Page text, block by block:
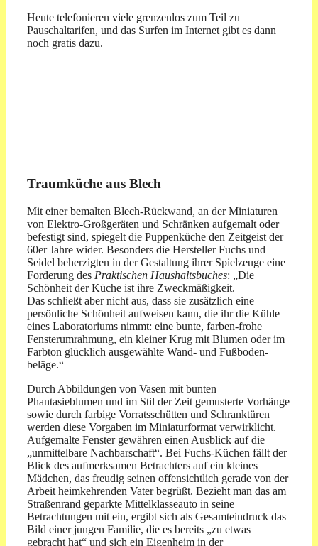
Heute telefonieren viele grenzenlos zum Teil zu
Pauschaltarifen, und das Surfen im Internet gibt es dann
noch gratis dazu.
Traumküche aus Blech
Mit einer bemalten Blech-Rückwand, an der Miniaturen
von Elektro-Großgeräten und Schränken aufgemalt oder
befestigt sind, spiegelt die Puppenküche den Zeitgeist der
60er Jahre wider. Besonders die Hersteller Fuchs und
Seidel beherzigten in der Gestaltung ihrer Spielzeuge eine
Forderung des Praktischen Haushaltsbuches: „Die
Schönheit der Küche ist ihre Zweckmäßigkeit.
Das schließt aber nicht aus, dass sie zusätzlich eine
persönliche Schönheit aufweisen kann, die ihr die Kühle
eines Laboratoriums nimmt: eine bunte, farben-frohe
Fensterumrahmung, ein kleiner Krug mit Blumen oder im
Farbton glücklich ausgewählte Wand- und Fußboden-
beläge.“
Durch Abbildungen von Vasen mit bunten
Phantasieblumen und im Stil der Zeit gemusterte Vorhänge
sowie durch farbige Vorratsschütten und Schranktüren
werden diese Vorgaben im Miniaturformat verwirklicht.
Aufgemalte Fenster gewähren einen Ausblick auf die
„unmittelbare Nachbarschaft“. Bei Fuchs-Küchen fällt der
Blick des aufmerksamen Betrachters auf ein kleines
Mädchen, das freudig seinen offensichtlich gerade von der
Arbeit heimkehrenden Vater begrüßt. Bezieht man das am
Straßenrand geparkte Mittelklasseauto in seine
Betrachtungen mit ein, ergibt sich als Gesamteindruck das
Bild einer jungen Familie, die es bereits „zu etwas
gebracht hat“ und sich ein Eigenheim in der